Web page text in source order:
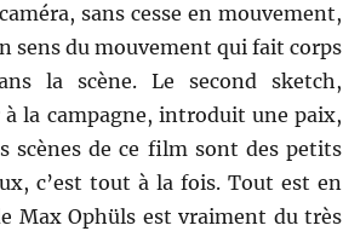
sans cesse en mouvement,
sens du mouvement qui fait corps
la scène. Le second sketch,
la campagne, introduit une paix,
scènes de ce film sont des petits
c’est tout à la fois. Tout est en
Max Ophüls est vraiment du très